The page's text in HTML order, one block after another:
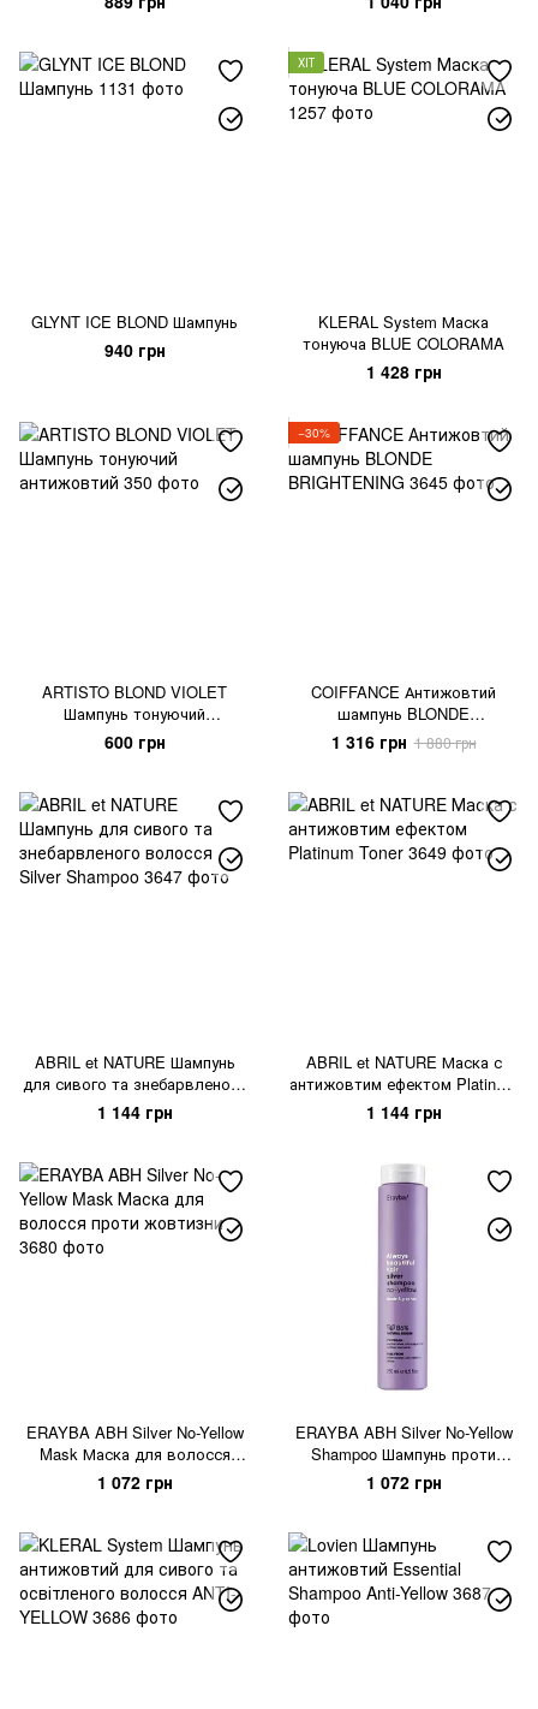
GLYNT ICE BLOND Шампунь
940 грн
ХІТ
KLERAL System Маска
тонуюча BLUE COLORAMA
1 428 грн
ARTISTO BLOND VIOLET
Шампунь тонуючий
антижовтий
600 грн
−30%
COIFFANCE Антижовтий
шампунь BLONDE
BRIGHTENING
1 316 грн 1 880 грн
ABRIL et NATURE Шампунь
для сивого та знебарвленого
волосся Silver Shampoo
1 144 грн
ABRIL et NATURE Маска с
антижовтим ефектом Platinum
Toner
1 144 грн
ERAYBA ABH Silver No-Yellow
Mask Маска для волосся
проти жовтизни
1 072 грн
ERAYBA ABH Silver No-Yellow
Shampoo Шампунь проти
жовтизни волосся
1 072 грн